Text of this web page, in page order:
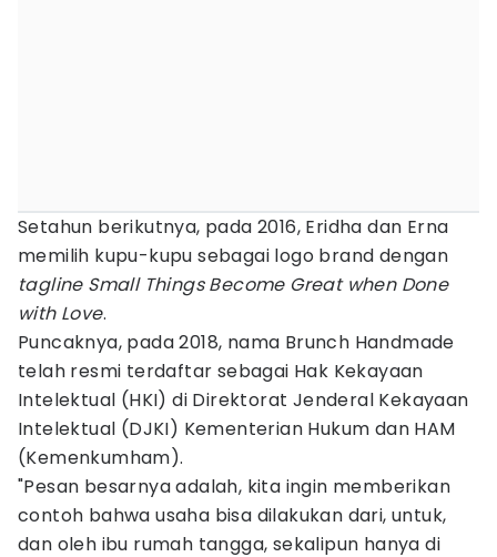
Setahun berikutnya, pada 2016, Eridha dan Erna
memilih kupu-kupu sebagai logo brand dengan
tagline Small Things Become Great when Done
with Love.
Puncaknya, pada 2018, nama Brunch Handmade
telah resmi terdaftar sebagai Hak Kekayaan
Intelektual (HKI) di Direktorat Jenderal Kekayaan
Intelektual (DJKI) Kementerian Hukum dan HAM
(Kemenkumham).
"Pesan besarnya adalah, kita ingin memberikan
contoh bahwa usaha bisa dilakukan dari, untuk,
dan oleh ibu rumah tangga, sekalipun hanya di